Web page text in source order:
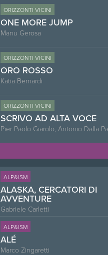
ORIZZONTI VICINI
ONE MORE JUMP
Manu Gerosa
ORIZZONTI VICINI
ORO ROSSO
Katia Bernardi
ORIZZONTI VICINI
SCRIVO AD ALTA VOCE
Pier Paolo Giarolo, Antonio Dalla
ALP&ISM
ALASKA, CERCATORI DI
AVVENTURE
Gabriele Carletti
ALP&ISM
ALÉ
Marco Zingaretti